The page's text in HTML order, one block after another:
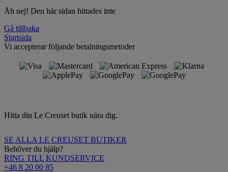
Åh nej! Den här sidan hittades inte
Gå tillbaka
Startsida
Vi accepterar följande betalningsmetoder
Hitta din Le Creuset butik nära dig.
SE ALLA LE CREUSET BUTIKER
Behöver du hjälp?
RING TILL KUNDSERVICE
+46 8 20 00 85